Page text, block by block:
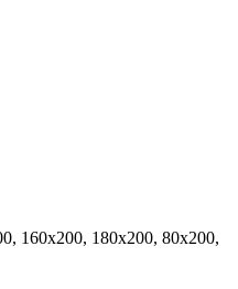
160x200, 180x200, 80x200,